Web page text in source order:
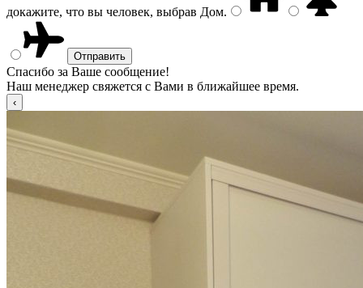
докажите, что вы человек, выбрав Дом.
Спасибо за Ваше сообщение!
Наш менеджер свяжется с Вами в ближайшее время.